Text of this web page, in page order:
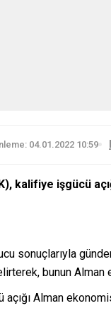
04.01.2022 10:59
kalifiye işgücü
sonuçlarıyla
bunun
açığı Alman